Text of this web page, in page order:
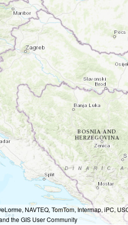
NAVTEQ, TomTom, Intermap, iPC,
the GIS User Community